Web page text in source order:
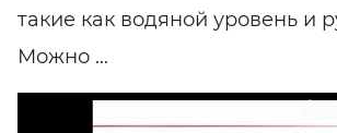
такие как водяной уровень и
Можно ...